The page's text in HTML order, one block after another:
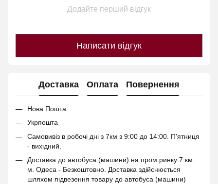
Додайте перший відгук
Написати відгук
Доставка Оплата Повернення
Нова Пошта
Укрпошта
Самовивіз в робочі дні з 7км з 9:00 до 14:00. П'ятниця
- вихідний.
Доставка до автобуса (машини) на пром.ринку 7 км.
м. Одеса - Безкоштовно. Доставка здійснюється
шляхом підвезення товару до автобуса (машини)